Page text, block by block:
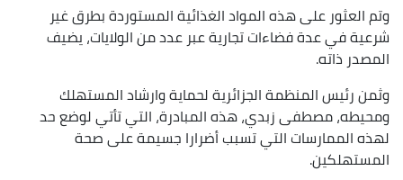
وتم العثور على هذه المواد الغذائية المستوردة بطرق غير
شرعية في عدة فضاءات تجارية عبر عدد من الولايات، يضيف
المصدر ذاته.
وثمن رئيس المنظمة الجزائرية لحماية وارشاد المستهلك
ومحيطه، مصطفى زبدي، هذه المبادرة، التي تأتي لوضع حد
لهذه الممارسات التي تسبب أضرارا جسيمة على صحة
المستهلكين.